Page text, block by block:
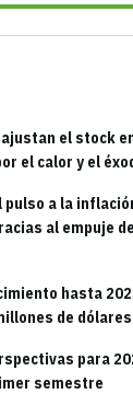
el stock
el calor y el
pulso a la
al empuje
hasta
de dólares
para
semestre